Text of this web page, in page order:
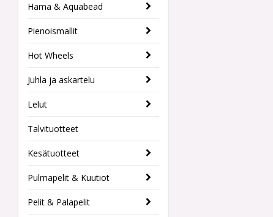
Hama & Aquabead
Pienoismallit
Hot Wheels
Juhla ja askartelu
Lelut
Talvituotteet
Kesätuotteet
Pulmapelit & Kuutiot
Pelit & Palapelit